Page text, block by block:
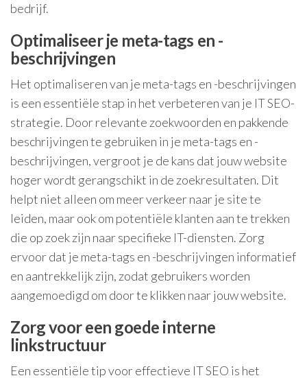
bedrijf.
Optimaliseer je meta-tags en -
beschrijvingen
Het optimaliseren van je meta-tags en -beschrijvingen
is een essentiële stap in het verbeteren van je IT SEO-
strategie. Door relevante zoekwoorden en pakkende
beschrijvingen te gebruiken in je meta-tags en -
beschrijvingen, vergroot je de kans dat jouw website
hoger wordt gerangschikt in de zoekresultaten. Dit
helpt niet alleen om meer verkeer naar je site te
leiden, maar ook om potentiële klanten aan te trekken
die op zoek zijn naar specifieke IT-diensten. Zorg
ervoor dat je meta-tags en -beschrijvingen informatief
en aantrekkelijk zijn, zodat gebruikers worden
aangemoedigd om door te klikken naar jouw website.
Zorg voor een goede interne
linkstructuur
Een essentiële tip voor effectieve IT SEO is het